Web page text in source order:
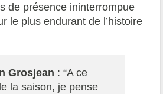
de présence ininterrompue
le plus endurant de l’histoire
Grosjean : “A ce
la saison, je pense